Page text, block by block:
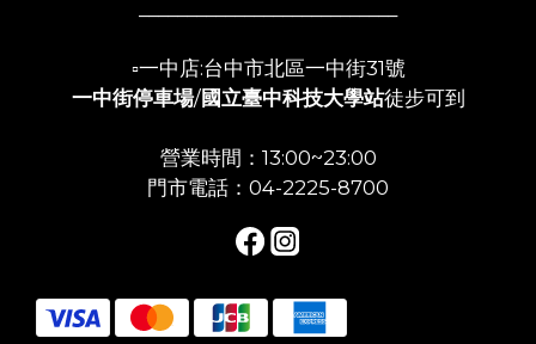
▫️一中店:台中市北區一中街31號
一中街停車場/國立臺中科技大學站徒步可到
營業時間：13:00~23:00
門市電話：04-2225-8700